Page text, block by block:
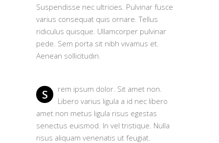
Suspendisse nec ultricies. Pulvinar fusce
varius consequat quis ornare. Tellus
ridiculus quisque. Ullamcorper pulvinar
pede. Sem porta sit nibh vivamus et.
Aenean sollicitudin.
S
rem ipsum dolor. Sit amet non.
Libero varius ligula a id nec libero
amet non metus ligula risus egestas
senectus euismod. In vel tristique. Nulla
risus aliquam venenatis ut feugiat.